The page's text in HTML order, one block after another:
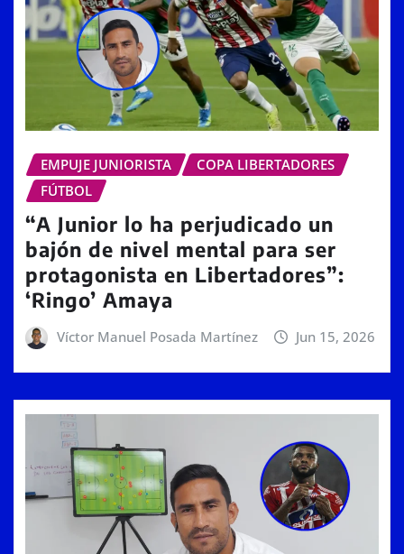
EMPUJE JUNIORISTA
COPA LIBERTADORES
FÚTBOL
“A Junior lo ha perjudicado un
bajón de nivel mental para ser
protagonista en Libertadores”:
‘Ringo’ Amaya
Víctor Manuel Posada Martínez Jun 15, 2026